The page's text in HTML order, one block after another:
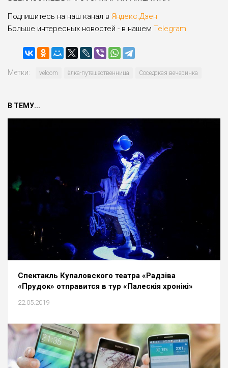
Подпишитесь на наш канал в Яндекс.Дзен
Больше интересных новостей - в нашем Telegram
Метки: velcom ёлка-путешественница Соседская вечеринка
В ТЕМУ...
Спектакль Купаловского театра «Радзіва
«Прудок» отправится в тур «Палескія хронікі»
22.05.2019